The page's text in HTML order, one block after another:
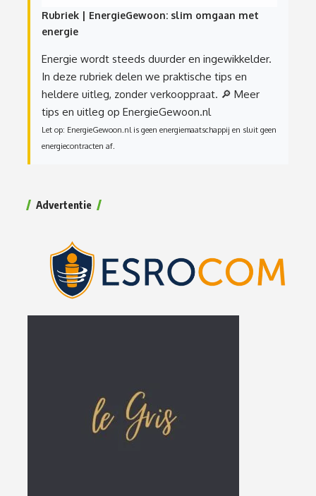
Energie wordt steeds duurder en ingewikkelder.
In deze rubriek delen we praktische tips en
heldere uitleg, zonder verkooppraat.🔎 Meer
tips en uitleg op EnergieGewoon.nl
Let op: EnergieGewoon.nl is geen energiemaatschappij en sluit geen
energiecontracten af.